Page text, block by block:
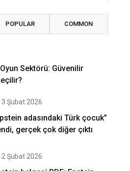
POPULAR COMMON
Sektörü: Güvenilir
3 Şubat 2026
adasındaki Türk çocuk”
gerçek çok diğer çıktı
2 Şubat 2026